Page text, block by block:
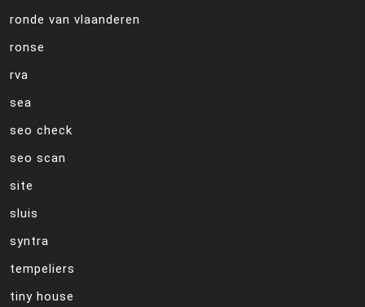
ronde van vlaanderen
ronse
rva
sea
seo check
seo scan
site
sluis
syntra
tempeliers
tiny house